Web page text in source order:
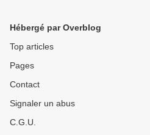
Hébergé par Overblog
Top articles
Pages
Contact
Signaler un abus
C.G.U.